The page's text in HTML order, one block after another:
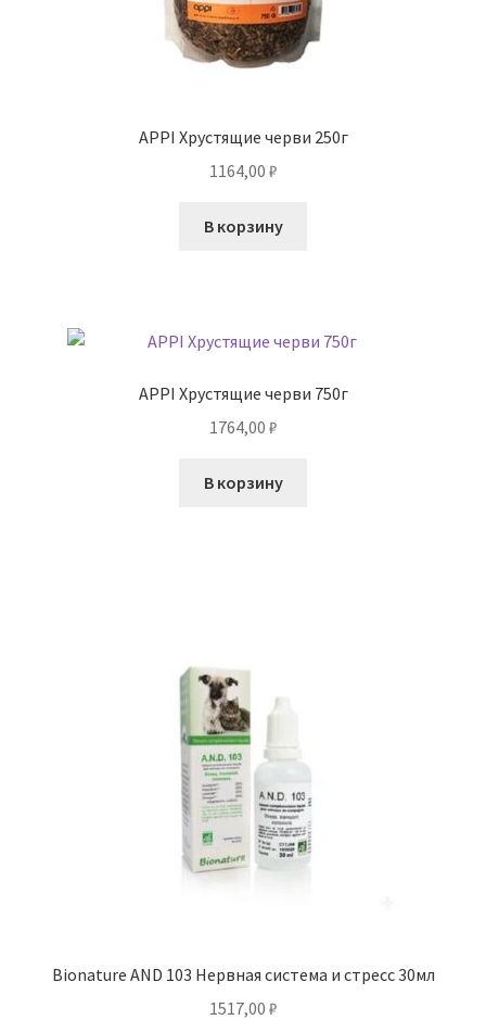
APPI Хрустящие черви 250г
1164,00 ₽
В корзину
APPI Хрустящие черви 750г
1764,00 ₽
В корзину
Bionature AND 103 Нервная система и стресс 30мл
1517,00 ₽